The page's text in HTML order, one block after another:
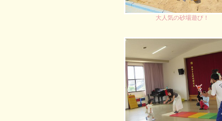
大人気の砂場遊び！